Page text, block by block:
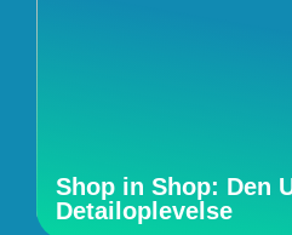
Shop in Shop: Den
Detailoplevelse